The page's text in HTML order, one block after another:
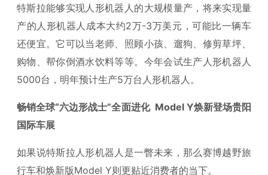
特斯拉能够实现人形机器人的大规模量产，将来实现量
产的人形机器人成本大约2万-3万美元，可能比一辆车
还便宜。它可以当老师、照顾小孩、遛狗、修剪草坪、
购物、帮你倒酒水饮料等等。今年会试生产人形机器人
5000台，明年预计生产5万台人形机器人。
畅销全球“六边形战士”全面进化 Model Y焕新登场贵阳
国际车展
如果说特斯拉人形机器人是一瞥未来，那么赛博越野旅
行车和焕新版Model Y则更贴近消费者的当下。